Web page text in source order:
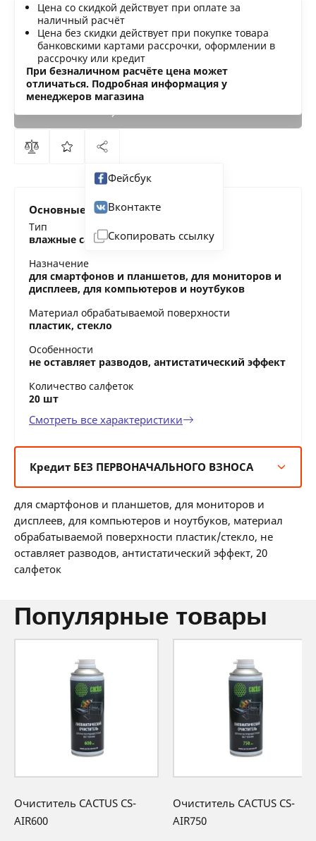
Цена со скидкой действует при оплате за
наличный расчёт
Цена без скидки действует при покупке товара
банковскими картами рассрочки, оформлении в
рассрочку или кредит
При безналичном расчёте цена может
отличаться. Подробная информация у
менеджеров магазина
Нашли дешевле?
Фейсбук
Вконтакте
Скопировать ссылку
Основные характеристики
Тип
влажные салфетки
Назначение
для смартфонов и планшетов, для мониторов и
дисплеев, для компьютеров и ноутбуков
Материал обрабатываемой поверхности
пластик, стекло
Особенности
не оставляет разводов, антистатический эффект
Количество салфеток
20 шт
Смотреть все характеристики
Кредит БЕЗ ПЕРВОНАЧАЛЬНОГО ВЗНОСА
12 мес:0 BYN/мес
24 мес:0 BYN/мес
36 мес:0 BYN/мес
для смартфонов и планшетов, для мониторов и
дисплеев, для компьютеров и ноутбуков, материал
обрабатываемой поверхности пластик/стекло, не
оставляет разводов, антистатический эффект, 20
салфеток
популярные товары
Очиститель CACTUS CS-
AIR600
Очиститель CACTUS CS-
AIR750